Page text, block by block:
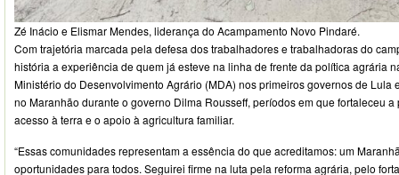
Zé Inácio e Elismar Mendes, liderança do Acampamento Novo Pindaré.
Com trajetória marcada pela defesa dos trabalhadores e trabalhadoras do
história a experiência de quem já esteve na linha de frente da política agrária
Ministério do Desenvolvimento Agrário (MDA) nos primeiros governos de Lula
no Maranhão durante o governo Dilma Rousseff, períodos em que fortaleceu
acesso à terra e o apoio à agricultura familiar.
“Essas comunidades representam a essência do que acreditamos: um
oportunidades para todos. Seguirei firme na luta pela reforma agrária, pelo